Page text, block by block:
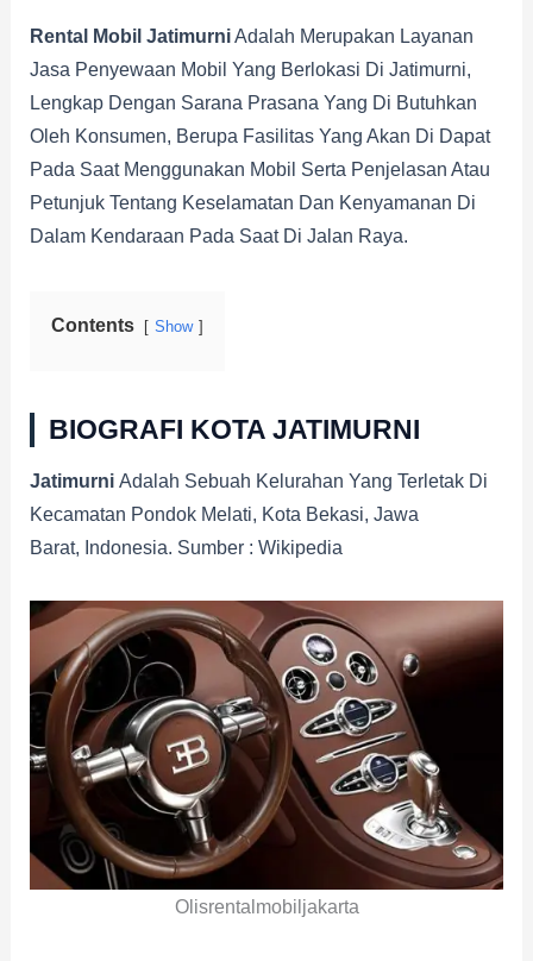
Rental Mobil JatimurniAdalah Merupakan Layanan
Jasa Penyewaan Mobil Yang Berlokasi Di Jatimurni,
Lengkap Dengan Sarana Prasana Yang Di Butuhkan
Oleh Konsumen, Berupa Fasilitas Yang Akan Di Dapat
Pada Saat Menggunakan Mobil Serta Penjelasan Atau
Petunjuk Tentang Keselamatan Dan Kenyamanan Di
Dalam Kendaraan Pada Saat Di Jalan Raya.
Contents Show
BIOGRAFI KOTA JATIMURNI
JatimurniAdalah Sebuah Kelurahan Yang Terletak Di
Kecamatan Pondok Melati, Kota Bekasi, Jawa
Barat, Indonesia. Sumber : Wikipedia
Olisrentalmobiljakarta